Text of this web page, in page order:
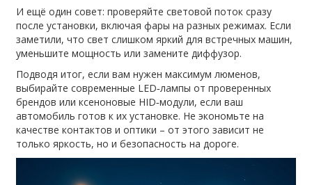
И ещё один совет: проверяйте световой поток сразу
после установки, включая фары на разных режимах. Если
заметили, что свет слишком яркий для встречных машин,
уменьшите мощность или замените диффузор.
Подводя итог, если вам нужен максимум люменов,
выбирайте современные LED‑лампы от проверенных
брендов или ксеноновые HID‑модули, если ваш
автомобиль готов к их установке. Не экономьте на
качестве контактов и оптики – от этого зависит не
только яркость, но и безопасность на дороге.